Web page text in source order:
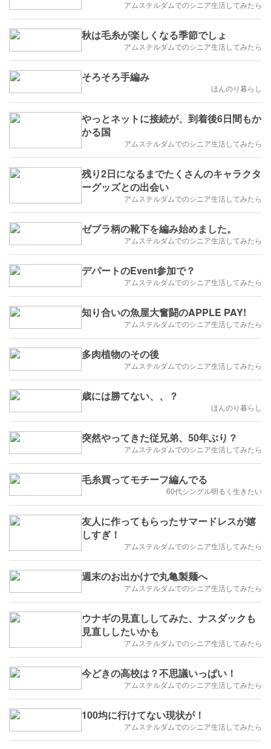
アムステルダムでのシニア生活してみたら
秋は毛糸が楽しくなる季節でしょ
アムステルダムでのシニア生活してみたら
そろそろ手編み
ほんのり暮らし
やっとネットに接続が、到着後6日間もか
かる国
アムステルダムでのシニア生活してみたら
残り2日になるまでたくさんのキャラクタ
ーグッズとの出会い
アムステルダムでのシニア生活してみたら
ゼブラ柄の靴下を編み始めました。
アムステルダムでのシニア生活してみたら
デパートのEvent参加で？
アムステルダムでのシニア生活してみたら
知り合いの魚屋大奮闘のAPPLE PAY!
アムステルダムでのシニア生活してみたら
多肉植物のその後
アムステルダムでのシニア生活してみたら
歳には勝てない、、？
ほんのり暮らし
突然やってきた従兄弟、50年ぶり？
アムステルダムでのシニア生活してみたら
毛糸買ってモチーフ編んでる
60代シングル明るく生きたい
友人に作ってもらったサマードレスが嬉
しすぎ！
アムステルダムでのシニア生活してみたら
週末のお出かけで丸亀製麺へ
アムステルダムでのシニア生活してみたら
ウナギの見直ししてみた、ナスダックも
見直ししたいかも
アムステルダムでのシニア生活してみたら
今どきの高校は？不思議いっぱい！
アムステルダムでのシニア生活してみたら
100均に行けてない現状が！
アムステルダムでのシニア生活してみたら